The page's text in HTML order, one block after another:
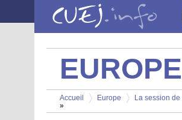
EUROPE
Vous êtes ici
Accueil
Europe
La session
»